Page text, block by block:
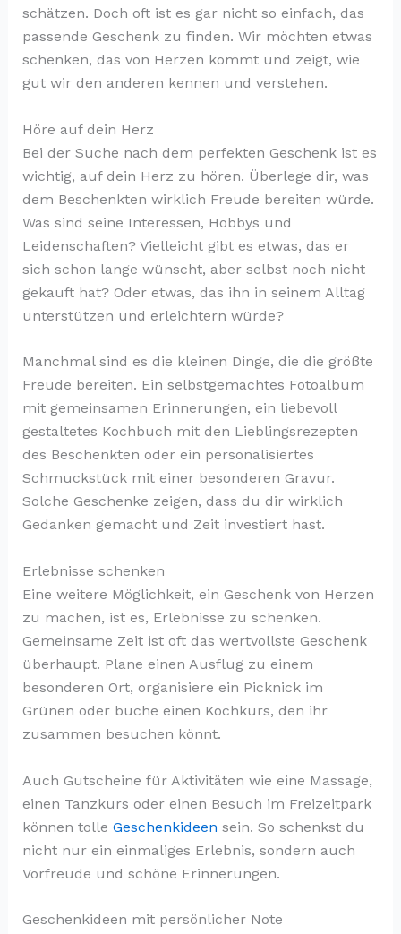
schätzen. Doch oft ist es gar nicht so einfach, das
passende Geschenk zu finden. Wir möchten etwas
schenken, das von Herzen kommt und zeigt, wie
gut wir den anderen kennen und verstehen.
Höre auf dein Herz
Bei der Suche nach dem perfekten Geschenk ist es
wichtig, auf dein Herz zu hören. Überlege dir, was
dem Beschenkten wirklich Freude bereiten würde.
Was sind seine Interessen, Hobbys und
Leidenschaften? Vielleicht gibt es etwas, das er
sich schon lange wünscht, aber selbst noch nicht
gekauft hat? Oder etwas, das ihn in seinem Alltag
unterstützen und erleichtern würde?
Manchmal sind es die kleinen Dinge, die die größte
Freude bereiten. Ein selbstgemachtes Fotoalbum
mit gemeinsamen Erinnerungen, ein liebevoll
gestaltetes Kochbuch mit den Lieblingsrezepten
des Beschenkten oder ein personalisiertes
Schmuckstück mit einer besonderen Gravur.
Solche Geschenke zeigen, dass du dir wirklich
Gedanken gemacht und Zeit investiert hast.
Erlebnisse schenken
Eine weitere Möglichkeit, ein Geschenk von Herzen
zu machen, ist es, Erlebnisse zu schenken.
Gemeinsame Zeit ist oft das wertvollste Geschenk
überhaupt. Plane einen Ausflug zu einem
besonderen Ort, organisiere ein Picknick im
Grünen oder buche einen Kochkurs, den ihr
zusammen besuchen könnt.
Auch Gutscheine für Aktivitäten wie eine Massage,
einen Tanzkurs oder einen Besuch im Freizeitpark
können tolle Geschenkideen sein. So schenkst du
nicht nur ein einmaliges Erlebnis, sondern auch
Vorfreude und schöne Erinnerungen.
Geschenkideen mit persönlicher Note